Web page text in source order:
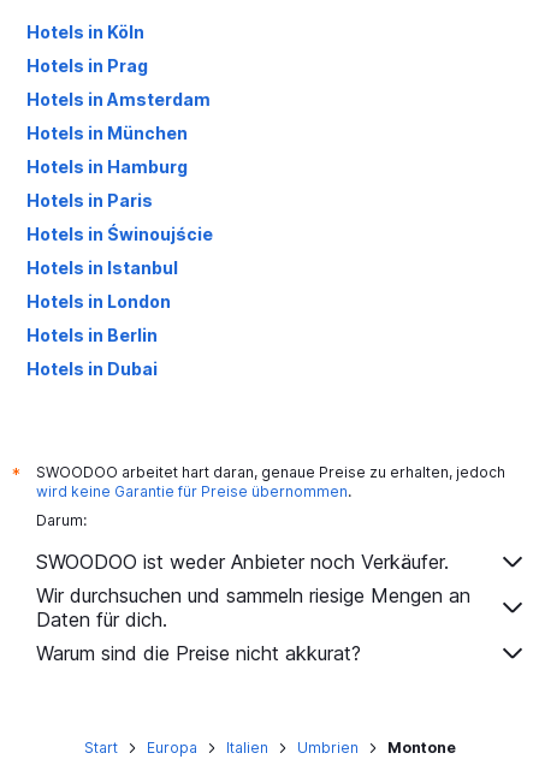
Hotels in Köln
Hotels in Prag
Hotels in Amsterdam
Hotels in München
Hotels in Hamburg
Hotels in Paris
Hotels in Świnoujście
Hotels in Istanbul
Hotels in London
Hotels in Berlin
Hotels in Dubai
*
SWOODOO arbeitet hart daran, genaue Preise zu erhalten, jedoch
wird keine Garantie für Preise übernommen.
Darum:
SWOODOO ist weder Anbieter noch Verkäufer.
Wir durchsuchen und sammeln riesige Mengen an
Daten für dich.
Warum sind die Preise nicht akkurat?
Start Europa Italien Umbrien Montone